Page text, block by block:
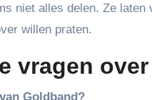
niet alles delen. Ze
willen praten.
vragen
Goldband?